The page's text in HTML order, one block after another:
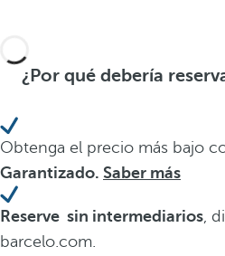
¿Por qué debería
Obtenga el precio más bajo
Garantizado. Saber más
Reserve sin intermediarios,
barcelo.com.